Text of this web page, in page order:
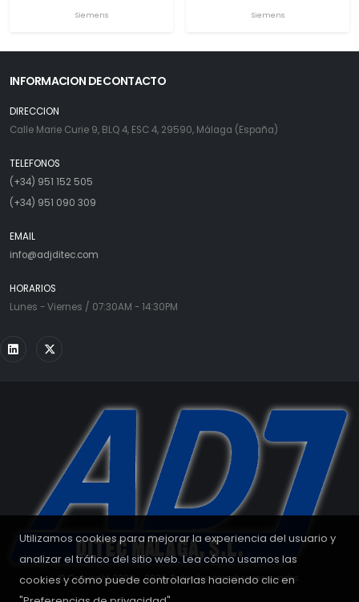
Utilizamos cookies para mejorar la experiencia del usuario y
analizar el tráfico del sitio web. Lea cómo usamos las
cookies y cómo puede controlarlas haciendo clic en
Siemens
Siemens
INFORMACION DE CONTACTO
DIRECCION
Calle Marie Curie 9, BLQ 4, ESC 4, 29590, Málaga (España)
TELEFONOS
(+34) 951 152 505
(+34) 951 090 309
EMAIL
info@adjditec.com
HORARIOS
Lunes - Viernes / 07:30AM - 14:30PM
© Copyright 2008 - 2026. Todos los derechos reservados.